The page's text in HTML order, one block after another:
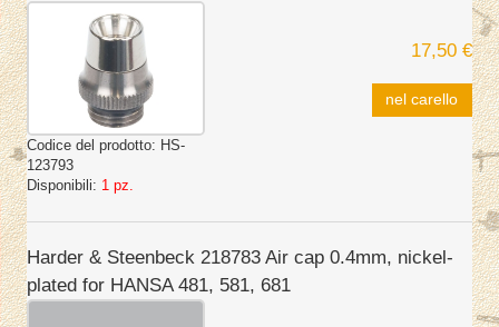
Codice del prodotto: HS-
123793
Disponibili: 1 pz.
17,50 €
nel carello
Harder & Steenbeck 218783 Air cap 0.4mm, nickel-
plated for HANSA 481, 581, 681